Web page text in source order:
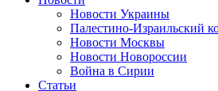
Новости Украины
Палестино-Израильский
Новости Москвы
Новости Новороссии
Война в Сирии
Статьи